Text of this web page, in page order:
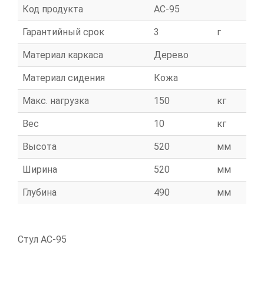
Код продукта АС-95
Гарантийный срок 3 г
Материал каркаса Дерево
Материал сидения Кожа
Макс. нагрузка 150 кг
Вес 10 кг
Высота 520 мм
Ширина 520 мм
Глубина 490 мм
Стул АС-95